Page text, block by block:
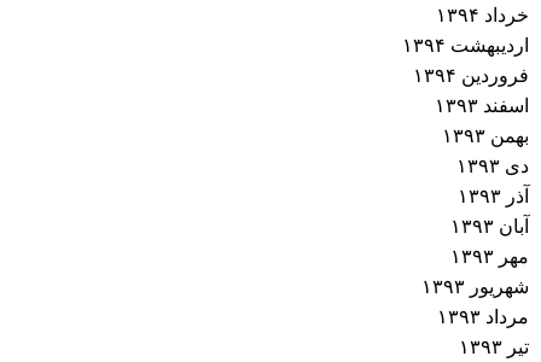
ه‌
ه
ا
خرداد ۱۳۹۴
اردیبهشت ۱۳۹۴
فروردین ۱۳۹۴
اسفند ۱۳۹۳
بهمن ۱۳۹۳
دی ۱۳۹۳
آذر ۱۳۹۳
آبان ۱۳۹۳
مهر ۱۳۹۳
شهریور ۱۳۹۳
مرداد ۱۳۹۳
تیر ۱۳۹۳